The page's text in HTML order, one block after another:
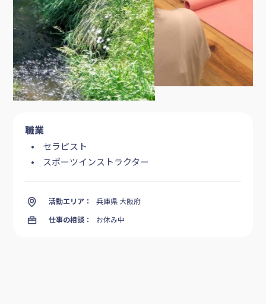
セラピスト
スポーツインストラクター
仕事の相談：
お休み中